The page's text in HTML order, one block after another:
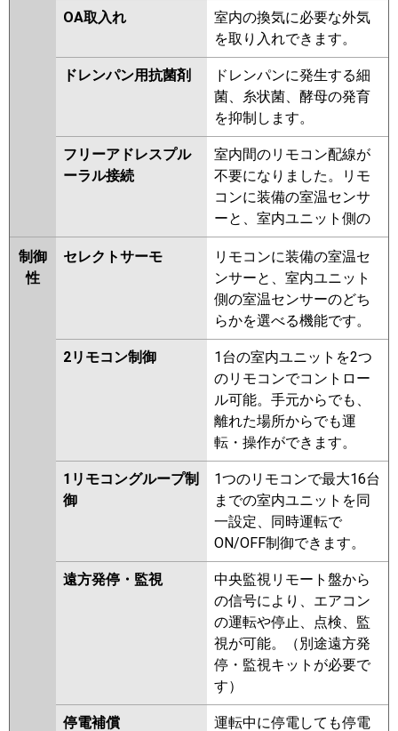
OA取入れ
室内の換気に必要な外気
を取り入れできます。
ドレンパン用抗菌剤
ドレンパンに発生する細
菌、糸状菌、酵母の発育
を抑制します。
フリーアドレスプル
ーラル接続
室内間のリモコン配線が
不要になりました。リモ
コンに装備の室温センサ
ーと、室内ユニット側の
制御
性
セレクトサーモ
リモコンに装備の室温セ
ンサーと、室内ユニット
側の室温センサーのどち
らかを選べる機能です。
2リモコン制御
1台の室内ユニットを2つ
のリモコンでコントロー
ル可能。手元からでも、
離れた場所からでも運
転・操作ができます。
1リモコングループ制
御
1つのリモコンで最大16台
までの室内ユニットを同
一設定、同時運転で
ON/OFF制御できます。
遠方発停・監視
中央監視リモート盤から
の信号により、エアコン
の運転や停止、点検、監
視が可能。（別途遠方発
停・監視キットが必要で
す）
停電補償 運転中に停電しても停電